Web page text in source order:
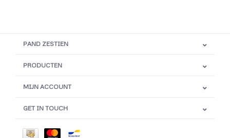
PAND ZESTIEN
PRODUCTEN
MIJN ACCOUNT
GET IN TOUCH